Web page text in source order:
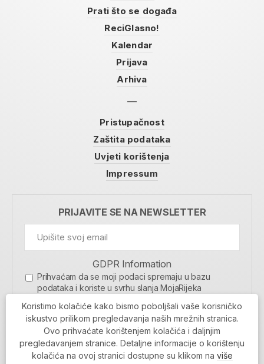
Prati što se događa
ReciGlasno!
Kalendar
Prijava
Arhiva
Pristupačnost
Zaštita podataka
Uvjeti korištenja
Impressum
PRIJAVITE SE NA NEWSLETTER
GDPR Information
Prihvaćam da se moji podaci spremaju u bazu
podataka i koriste u svrhu slanja MojaRijeka
MOJARIJEKA NEWSLETTER
PRIJAVI SE
Koristimo kolačiće kako bismo poboljšali vaše korisničko
iskustvo prilikom pregledavanja naših mrežnih stranica.
Ovo prihvaćate korištenjem kolačića i daljnjim
pregledavanjem stranice. Detaljne informacije o korištenju
kolačića na ovoj stranici dostupne su klikom na više